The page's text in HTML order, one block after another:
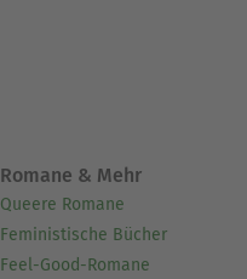
Romane & Mehr
Queere Romane
Feministische Bücher
Feel-Good-Romane